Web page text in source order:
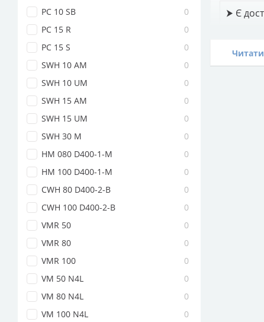
⮞ Є
PC 10 SB
0
PC 15 R
0
PC 15 S
0
SWH 10 AM
0
SWH 10 UM
0
SWH 15 AM
0
SWH 15 UM
0
SWH 30 M
0
HM 080 D400-1-M
0
HM 100 D400-1-M
0
CWH 80 D400-2-B
0
CWH 100 D400-2-B
0
VMR 50
0
VMR 80
0
VMR 100
0
VM 50 N4L
0
VM 80 N4L
0
VM 100 N4L
0